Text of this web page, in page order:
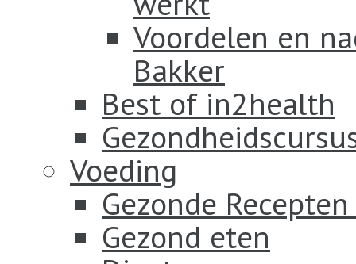
Voordelen en
Bakker
Best of in2health
Voeding
Gezonde
Gezond eten